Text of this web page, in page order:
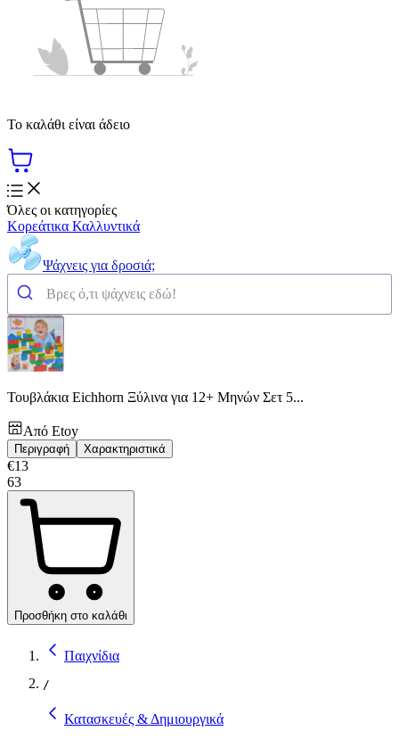
Το καλάθι είναι άδειο
Όλες οι κατηγορίες
Κορεάτικα Καλλυντικά
Ψάχνεις για δροσιά;
Τουβλάκια Eichhorn Ξύλινα για 12+ Μηνών Σετ 5...
Από Etoy
Περιγραφή Χαρακτηριστικά
€13
63
Προσθήκη στο καλάθι
Παιχνίδια
/
Κατασκευές & Δημιουργικά